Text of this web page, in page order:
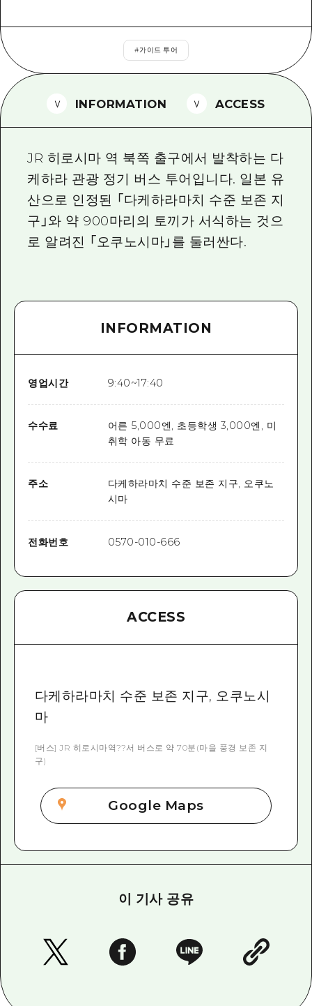
자연
1박 2일
2박 3일
자원봉사 가이드
히로시마현내 매력을 동영상으로 소개!
재해가 발생했을 때의 교통 정보
관광 안내 책자
#가이드 투어
INFORMATION ACCESS
JR 히로시마 역 북쪽 출구에서 발착하는 다
케하라 관광 정기 버스 투어입니다. 일본 유
산으로 인정된 「다케하라마치 수준 보존 지
구」와 약 900마리의 토끼가 서식하는 것으
로 알려진 「오쿠노시마」를 둘러싼다.
INFORMATION
영업시간 9:40~17:40
수수료
어른 5,000엔, 초등학생 3,000엔, 미
취학 아동 무료
주소
다케하라마치 수준 보존 지구, 오쿠노
시마
전화번호 0570-010-666
ACCESS
다케하라마치 수준 보존 지구, 오쿠노시
마
[버스] JR 히로시마역??서 버스로 약 70분(마을 풍경 보존 지
구)
Google Maps
이 기사 공유